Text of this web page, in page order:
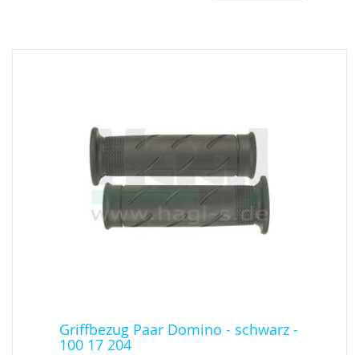
Griffbezug Paar Domino - schwarz -
100 17 204